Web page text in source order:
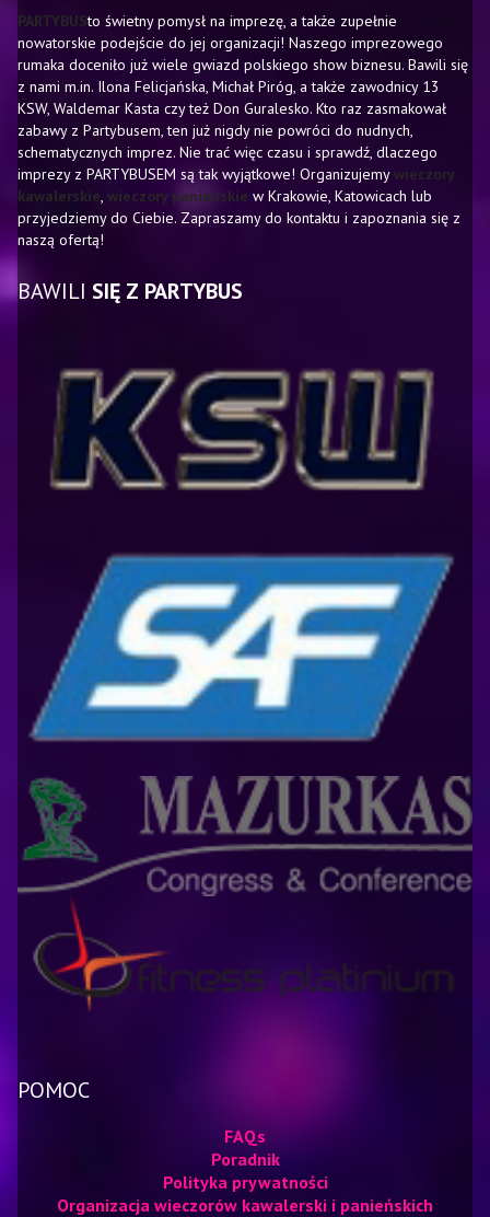
PARTYBUSto świetny pomysł na imprezę, a także zupełnie
nowatorskie podejście do jej organizacji! Naszego imprezowego
rumaka doceniło już wiele gwiazd polskiego show biznesu. Bawili się
z nami m.in. Ilona Felicjańska, Michał Piróg, a także zawodnicy 13
KSW, Waldemar Kasta czy też Don Guralesko. Kto raz zasmakował
zabawy z Partybusem, ten już nigdy nie powróci do nudnych,
schematycznych imprez. Nie trać więc czasu i sprawdź, dlaczego
imprezy z PARTYBUSEM są tak wyjątkowe! Organizujemywieczory
kawalerskie, wieczory panieńskie w Krakowie, Katowicach lub
przyjedziemy do Ciebie. Zapraszamy do kontaktu i zapoznania się z
naszą ofertą!
BAWILI SIĘ Z PARTYBUS
POMOC
FAQs
Poradnik
Polityka prywatności
Organizacja wieczorów kawalerski i panieńskich